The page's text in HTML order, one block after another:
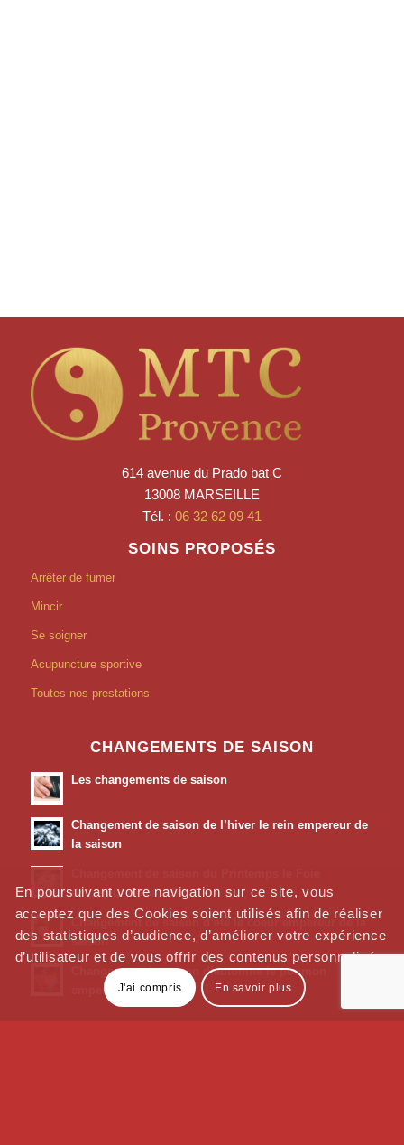
614 avenue du Prado bat C
13008 MARSEILLE
Tél. : 06 32 62 09 41
SOINS PROPOSÉS
Arrêter de fumer
Mincir
Se soigner
Acupuncture sportive
Toutes nos prestations
CHANGEMENTS DE SAISON
Les changements de saison
Changement de saison de l’hiver le rein empereur de
la saison
empereur de la saison
Changement de saison d’été le coeur empereur de la
saison
Changement de saison d’automne le poumon
empereur de la saison
En poursuivant votre navigation sur ce site, vous
acceptez que des Cookies soient utilisés afin de réaliser
des statistiques d’audience, d’améliorer votre expérience
d’utilisateur et de vous offrir des contenus personnalisés.
J'ai compris En savoir plus